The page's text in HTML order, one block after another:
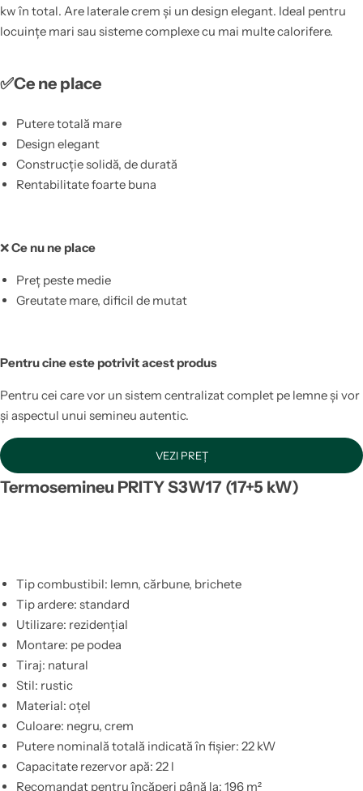
kw în total. Are laterale crem și un design elegant. Ideal pentru
locuințe mari sau sisteme complexe cu mai multe calorifere.
✅Ce ne place
Putere totală mare
Design elegant
Construcție solidă, de durată
Rentabilitate foarte buna
❌Ce nu ne place
Preț peste medie
Greutate mare, dificil de mutat
Pentru cine este potrivit acest produs
Pentru cei care vor un sistem centralizat complet pe lemne și vor
și aspectul unui semineu autentic.
VEZI PREȚ
Termosemineu PRITY S3W17 (17+5 kW)
Tip combustibil: lemn, cărbune, brichete
Tip ardere: standard
Utilizare: rezidențial
Montare: pe podea
Tiraj: natural
Stil: rustic
Material: oțel
Culoare: negru, crem
Putere nominală totală indicată în fișier: 22 kW
Capacitate rezervor apă: 22 l
Recomandat pentru încăperi până la: 196 m²